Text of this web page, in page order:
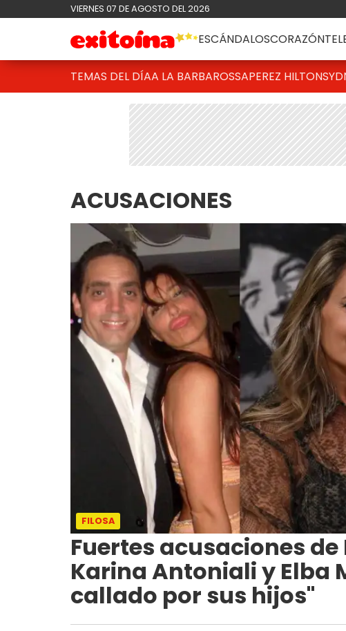
VIERNES 07 DE AGOSTO DEL 2026
ESCÁNDALOSCORAZÓN
TEMAS DEL DÍAA LA BARBAROSSAPEREZ HILTON
ACUSACIONES
FILOSA
Fuertes acusaciones
Karina Antoniali y Elba
callado por sus hijos"